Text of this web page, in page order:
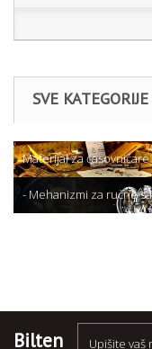
SVE
Materijal za časovničare
- Mehanizmi za ručne
Bilten